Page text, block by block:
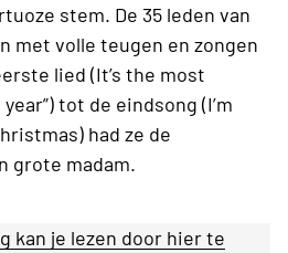
stem. De 35 leden van
met volle teugen en zongen
lied (It’s the most
tot de eindsong (I’m
had ze de
grote madam.
kan je lezen door hier te